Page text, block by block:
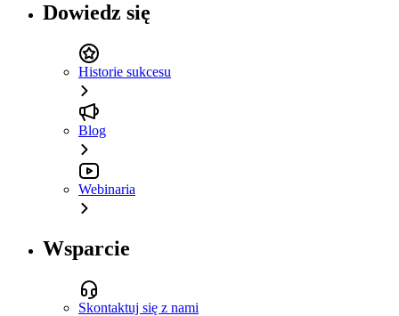
Dowiedz się
Historie sukcesu
Blog
Webinaria
Wsparcie
Skontaktuj się z nami